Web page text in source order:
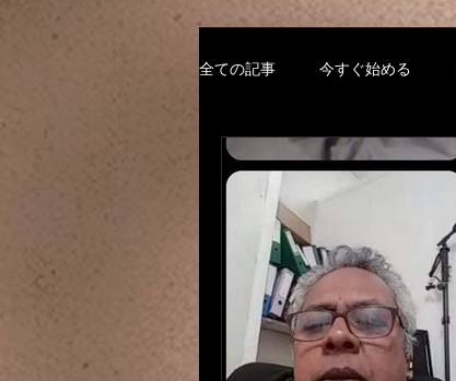
全ての記事 今すぐ始める